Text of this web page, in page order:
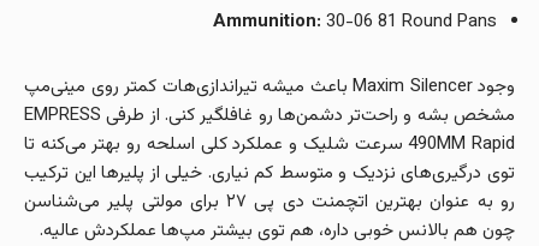
Ammunition: 30-06 81 Round Pans
وجود Maxim Silencer باعث میشه تیراندازی‌هات کمتر روی مینی‌مپ
مشخص بشه و راحت‌تر دشمن‌ها رو غافلگیر کنی. از طرفی EMPRESS
490MM Rapid سرعت شلیک و عملکرد کلی اسلحه رو بهتر می‌کنه تا
توی درگیری‌های نزدیک و متوسط کم نیاری. خیلی از پلیرها این ترکیب
رو به عنوان بهترین اتچمنت دی پی ۲۷ برای مولتی پلیر می‌شناسن
چون هم بالانس خوبی داره، هم توی بیشتر مپ‌ها عملکردش عالیه.